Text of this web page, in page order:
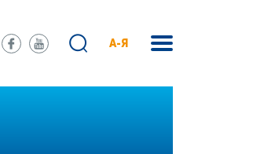
А-Я